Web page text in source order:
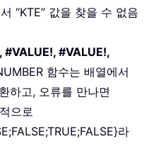
“KTE” 값을 찾을 수 없음
#VALUE!, #VALUE!,
함수는 배열에서
하고, 오류를 만나면
으로
라